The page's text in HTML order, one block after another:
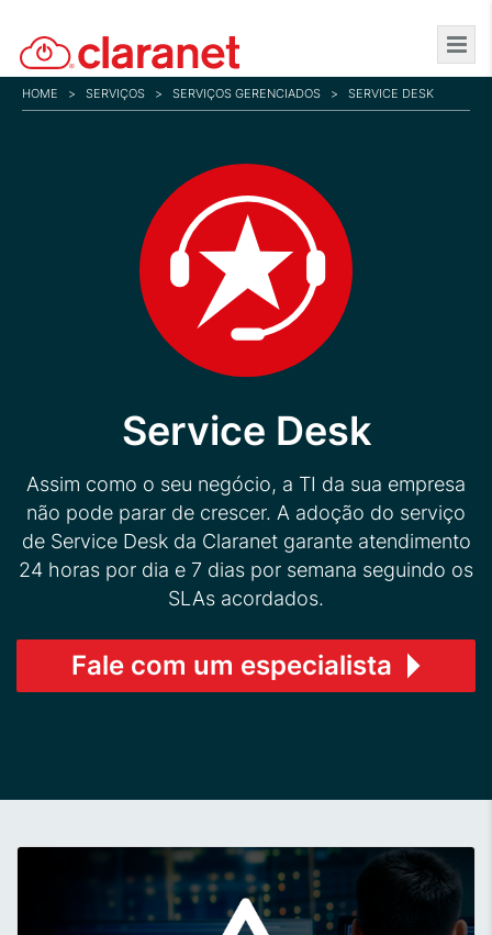
to
main
content
HOME > SERVIÇOS > SERVIÇOS GERENCIADOS > SERVICE DESK
Service Desk
Assim como o seu negócio, a TI da sua empresa
não pode parar de crescer. A adoção do serviço
de Service Desk da Claranet garante atendimento
24 horas por dia e 7 dias por semana seguindo os
SLAs acordados.
Fale com um especialista